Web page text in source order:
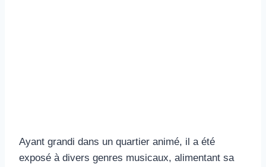
Ayant grandi dans un quartier animé, il a été
exposé à divers genres musicaux, alimentant sa